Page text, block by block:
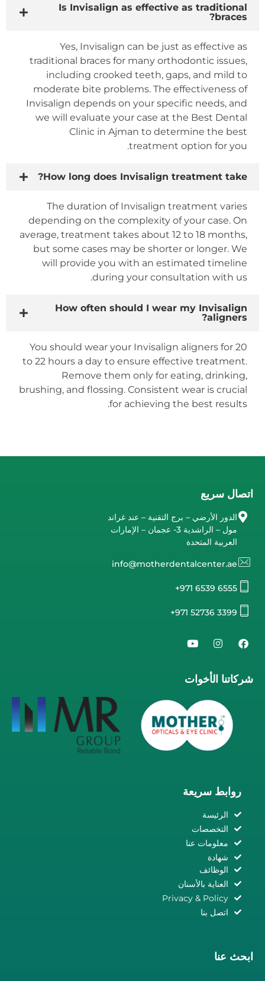
Is Invisalign as effective as traditional
braces?
Yes, Invisalign can be just as effective as
traditional braces for many orthodontic issues,
including crooked teeth, gaps, and mild to
moderate bite problems. The effectiveness of
Invisalign depends on your specific needs, and
we will evaluate your case at the Best Dental
Clinic in Ajman to determine the best
treatment option for you.
How long does Invisalign treatment take?
The duration of Invisalign treatment varies
depending on the complexity of your case. On
average, treatment takes about 12 to 18 months,
but some cases may be shorter or longer. We
will provide you with an estimated timeline
during your consultation with us.
How often should I wear my Invisalign
aligners?
You should wear your Invisalign aligners for 20
to 22 hours a day to ensure effective treatment.
Remove them only for eating, drinking,
brushing, and flossing. Consistent wear is crucial
for achieving the best results.
اتصال سريع
الدور الأرضي – برج التقنية – عند غراند
مول – الراشدية 3- عجمان – الإمارات
العربية المتحدة
info@motherdentalcenter.ae
+971 6539 6555
+971 52736 3399
شركاتنا الأخوات
روابط سريعة
الرئيسة
التخصصات
معلومات عنا
شهادة
الوظائف
العناية بالأسنان
Privacy & Policy
اتصل بنا
ابحث عنا